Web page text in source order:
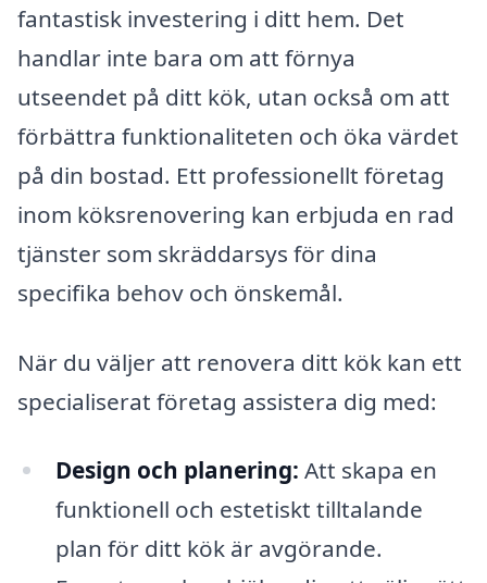
fantastisk investering i ditt hem. Det
handlar inte bara om att förnya
utseendet på ditt kök, utan också om att
förbättra funktionaliteten och öka värdet
på din bostad. Ett professionellt företag
inom köksrenovering kan erbjuda en rad
tjänster som skräddarsys för dina
specifika behov och önskemål.
När du väljer att renovera ditt kök kan ett
specialiserat företag assistera dig med:
Design och planering: Att skapa en
funktionell och estetiskt tilltalande
plan för ditt kök är avgörande.